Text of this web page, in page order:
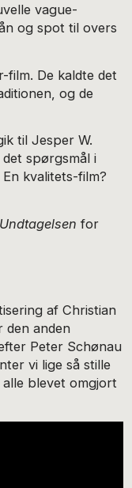
vague-
og spot til overs
film. De kaldte det
og de
til Jesper W.
det spørgsmål i
kvalitets-film?
Undtagelsenfor
af Christian
den anden
Peter Schønau
vi lige så stille
alle blevet omgjort